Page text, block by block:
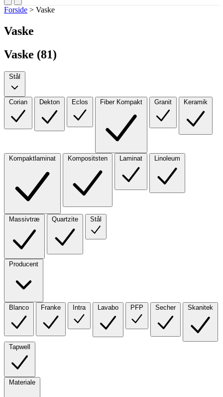
Forside > Vaske
Vaske
Vaske (81)
Stål
Corian Dekton Eclos Fiber Kompakt Granit Keramik
Kompaktlaminat Kompositsten Laminat Linoleum
Massivtræ Quartzite Stål
Producent
Blanco Franke Intra Lavabo PFP Secher Skanitek
Tapwell
Materiale